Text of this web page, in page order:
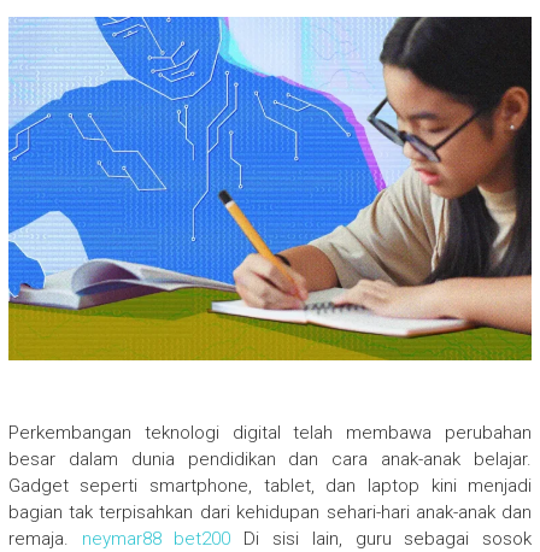
Perkembangan teknologi digital telah membawa perubahan
besar dalam dunia pendidikan dan cara anak-anak belajar.
Gadget seperti smartphone, tablet, dan laptop kini menjadi
bagian tak terpisahkan dari kehidupan sehari-hari anak-anak dan
remaja. neymar88 bet200 Di sisi lain, guru sebagai sosok